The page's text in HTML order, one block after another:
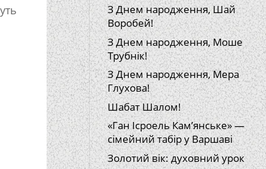
З Днем народження, Шай
Воробей!
З Днем народження, Моше
Трубнік!
З Днем народження, Мера
Глухова!
Шабат Шалом!
«Ган Ісроель Кам’янське» —
сімейний табір у Варшаві
Золотий вік: духовний урок